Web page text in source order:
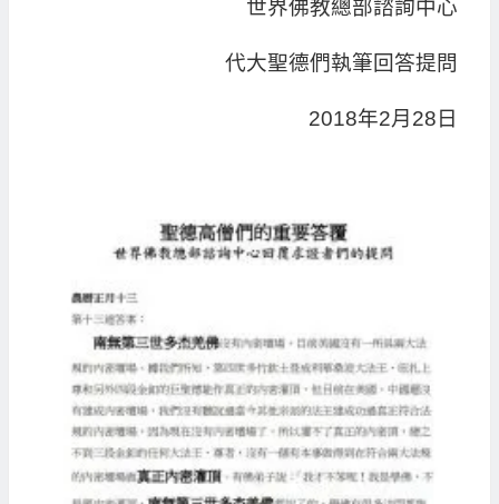
世界佛教總部諮詢中心
代大聖德們執筆回答提問
2018年2月28日